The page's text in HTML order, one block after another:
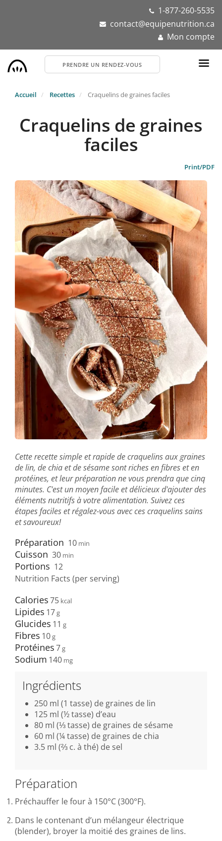
1-877-260-5535
contact@equipenutrition.ca
Mon compte
PRENDRE UN RENDEZ-VOUS
Accueil Recettes Craquelins de graines faciles
Craquelins de graines
faciles
Print/PDF
Cette recette simple et rapide de craquelins aux graines
de lin, de chia et de sésame sont riches en fibres et en
protéines, et leur préparation ne vous prendra que cinq
minutes. C'est un moyen facile et délicieux d'ajouter des
éléments nutritifs à votre alimentation. Suivez ces
étapes faciles et régalez-vous avec ces craquelins sains
et savoureux!
Préparation 10 min
Cuisson 30 min
Portions 12
Nutrition Facts (per serving)
Calories75
Lipides 17
Glucides 11
Fibres 10
Protéines7
Sodium 140
Ingrédients
250 ml (1 tasse) de graines de lin
125 ml (½ tasse) d’eau
80 ml (⅓ tasse) de graines de sésame
60 ml (¼ tasse) de graines de chia
3.5 ml (⅔ c. à thé) de sel
Préparation
Préchauffer le four à 150°C (300°F).
Dans le contenant d’un mélangeur électrique
(blender), broyer la moitié des graines de lins.